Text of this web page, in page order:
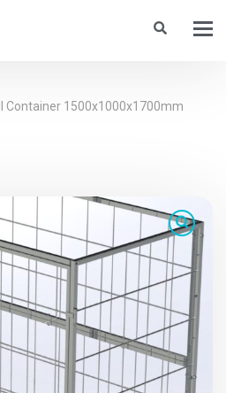
Container 1500x1000x1700mm